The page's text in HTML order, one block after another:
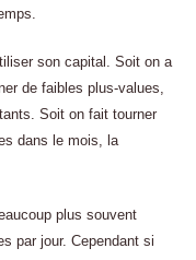
son capital. Soit on a
de faibles plus-values,
Soit on fait tourner
dans le mois, la
plus souvent
par jour. Cependant si